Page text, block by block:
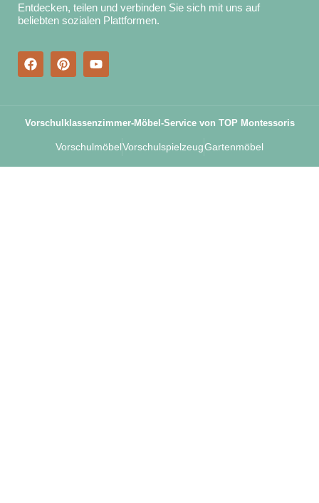
Entdecken, teilen und verbinden Sie sich mit uns auf
beliebten sozialen Plattformen.
Vorschulklassenzimmer-Möbel-Service von TOP Montessoris
VorschulmöbelVorschulspielzeugGartenmöbel